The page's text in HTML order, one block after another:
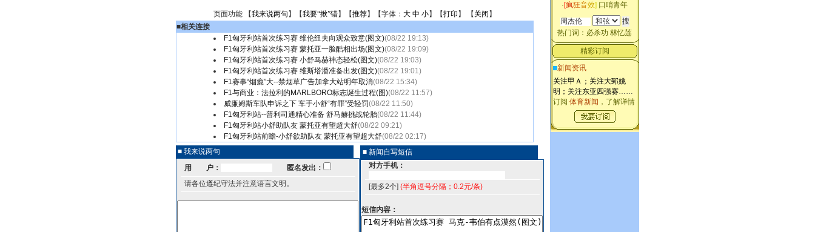
页面功能 【我来说两句 】【我要“揪”错】【推荐】【字体： 大 中 小】【打印 】 【 关闭 】
■相关连接
F1匈牙利站首次练习赛 维伦纽夫向观众致意(图文)(08/22 19:13)
F1匈牙利站首次练习赛 蒙托亚一脸酷相出场(图文)(08/22 19:09)
F1匈牙利站首次练习赛 小舒马赫神态轻松(图文)(08/22 19:03)
F1匈牙利站首次练习赛 维斯塔潘准备出发(图文)(08/22 19:01)
F1赛事“烟瘾”大--禁烟草广告加拿大站明年取消(08/22 15:34)
F1与商业：法拉利的MARLBORO标志诞生过程(图)(08/22 11:57)
威廉姆斯车队申诉之下 车手小舒“有罪”受轻罚(08/22 11:50)
F1匈牙利站--普利司通精心准备 舒马赫挑战轮胎(08/22 11:44)
F1匈牙利站小舒助队友 蒙托亚有望超大舒(08/22 09:21)
F1匈牙利站前瞻-小舒欲助队友 蒙托亚有望超大舒(08/22 02:17)
■ 我来说两句
用 户：
匿名发出：
请各位遵纪守法并注意语言文明。
■ 新闻自写短信
对方手机：
[最多2个] (半角逗号分隔；0.2元/条)
短信内容：
·[疯狂音效] 口哨青年
热门词： 必杀功 林忆莲
精彩订阅
新闻资讯
关注甲Ａ；关注大郅姚
明；关注东亚四强赛……
订阅 体育新闻 ，了解详情